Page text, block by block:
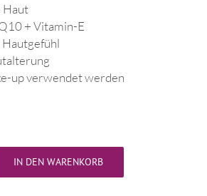
Haut
+ Vitamin-E
up verwendet werden
IN DEN WARENKORB